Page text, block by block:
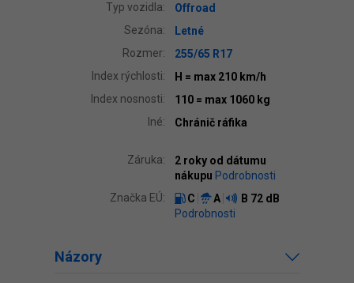
Typ vozidla:
Offroad
Sezóna:
Letné
Rozmer:
255/65 R17
Index rýchlosti:
H = max 210 km/h
Index nosnosti:
110 = max 1060 kg
Iné:
Chránič ráfika
Záruka:
2 roky od dátumu
nákupu Podrobnosti
Značka EÚ:
C A B 72 dB
Podrobnosti
Názory